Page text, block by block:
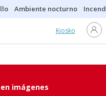
Ambiente nocturno
Kiosko
imágenes